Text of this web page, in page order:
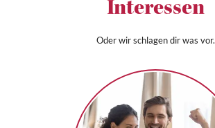
Interessen
Oder wir schlagen dir was vor.